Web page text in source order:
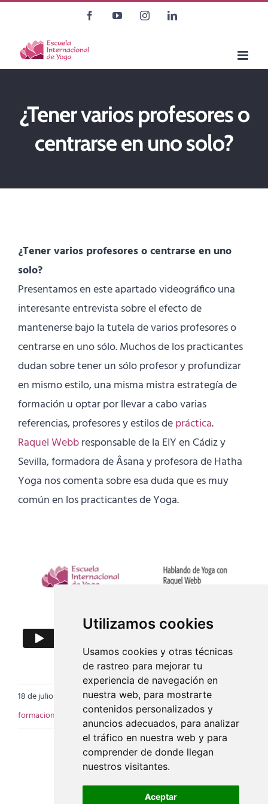
Utilizamos cookies
Usamos cookies y otras técnicas
de rastreo para mejorar tu
experiencia de navegación en
nuestra web, para mostrarte
contenidos personalizados y
anuncios adecuados, para analizar
el tráfico en nuestra web y para
comprender de donde llegan
nuestros visitantes.
Aceptar
contenido
FacebookYouTubeInstagramLinkedIn
¿Tener varios profesores o
centrarse en uno solo?
¿Tener varios profesores o centrarse en uno
solo?
Presentamos en este apartado videográfico una
interesante entrevista sobre el efecto de
mantenerse bajo la tutela de varios profesores o
centrarse en uno sólo. Muchos de los practicantes
dudan sobre tener un sólo profesor y profundizar
en mismo estilo, una misma mistra estrategía de
formación u optar por llevar a cabo varias
referencias, profesores y estilos depráctica.
Raquel Webbresponsable de la EIY en Cádiz y
Sevilla, formadora de Âsana y profesora de Hatha
Yoga nos comenta sobre esa duda que es muy
común en los practicantes de Yoga.
18 de julio de 2018 | Categorías:Videos | Etiquetas:formación
formacion de yoga,raquel webb